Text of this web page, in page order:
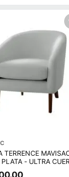
TERRENCE
- ULTRA